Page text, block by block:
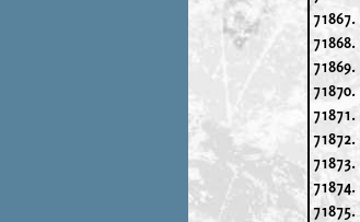
71867.
71868.
71869.
71870.
71871.
71872.
71873.
71874.
71875.